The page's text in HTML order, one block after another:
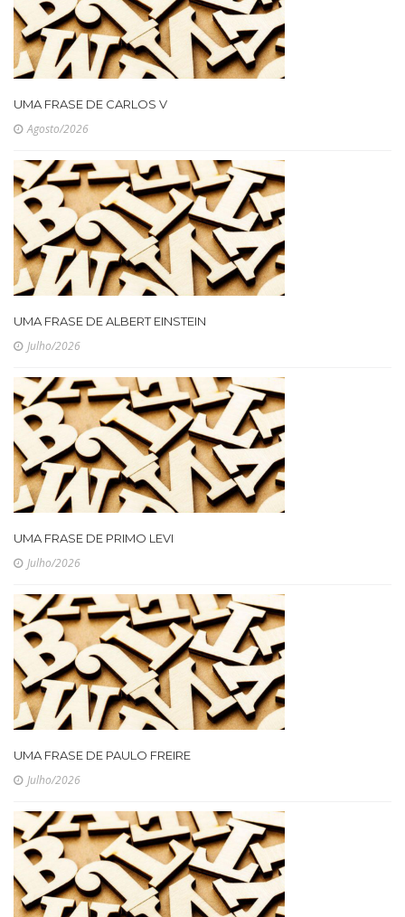
UMA FRASE DE CARLOS V
Agosto/2026
UMA FRASE DE ALBERT EINSTEIN
Julho/2026
UMA FRASE DE PRIMO LEVI
Julho/2026
UMA FRASE DE PAULO FREIRE
Julho/2026